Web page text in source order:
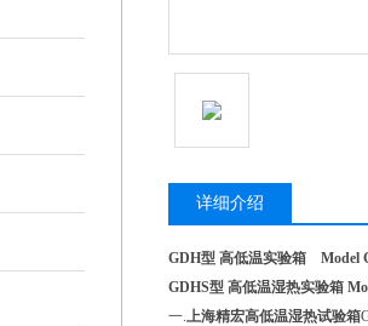
详细介绍
GDH型 高低温实验箱 Model
GDHS型 高低温湿热实验箱
一.上海精宏高低温湿热试验箱